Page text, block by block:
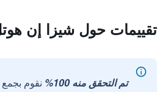
تقييمات حول شيزا إن
تم التحقق منه 100%
نقوم